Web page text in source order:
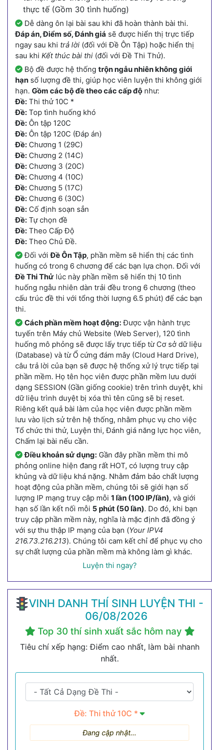
thực tế (Gồm 30 tình huống)
Dễ dàng ôn lại bài sau khi đã hoàn thành bài thi.
Đáp án, Điểm số, Đánh giá sẽ được hiển thị trực tiếp
ngay sau khi trả lời (đối với Đề Ôn Tập) hoặc hiển thị
sau khi Kết thúc bài thi (đối với Đề Thi Thử).
Bộ đề được hệ thống trộn ngẫu nhiên không giới
hạn số lượng đề thi, giúp học viên luyện thi không giới
hạn. Gồm các bộ đề theo các cấp độ như:
Đề: Thi thử 10C *
Đề: Top tình huống khó
Đề: Ôn tập 120C
Đề: Ôn tập 120C (Đáp án)
Đề: Chương 1 (29C)
Đề: Chương 2 (14C)
Đề: Chương 3 (20C)
Đề: Chương 4 (10C)
Đề: Chương 5 (17C)
Đề: Chương 6 (30C)
Đề: Cố định soạn sẳn
Đề: Tự chọn đề
Đề: Theo Cấp Độ
Đề: Theo Chủ Đề.
Đối vớiĐề Ôn Tập, phần mềm sẽ hiển thị các tình
huống có trong 6 chương để các bạn lựa chọn. Đối với
Đề Thi Thử lúc này phần mềm sẽ hiển thị 10 tình
huống ngẫu nhiên dàn trải đều trong 6 chương (theo
cấu trúc đề thi với tổng thời lượng 6.5 phút) để các bạn
thi.
Cách phần mềm hoạt động:Được vận hành trực
tuyến trên Máy chủ Website (Web Server), 120 tình
huống mô phỏng sẽ được lấy trực tiếp từ Cơ sở dữ liệu
(Database) và từ Ổ cứng đám mây (Cloud Hard Drive),
câu trả lời của bạn sẽ được hệ thống xử lý trực tiếp tại
phần mềm. Họ tên học viên được phần mềm lưu dưới
dạng SESSION (Gần giống cookie) trên trình duyệt, khi
dữ liệu trình duyệt bị xóa thì tên cũng sẽ bị reset.
Riêng kết quả bài làm của học viên được phần mềm
lưu vào lịch sử trên hệ thống, nhằm phục vụ cho việc
Tổ chức thi thử, Luyện thi, Đánh giá năng lực học viên,
Chấm lại bài nếu cần.
Điều khoản sử dụng: Gần đây phần mềm thi mô
phỏng online hiện đang rất HOT, có lượng truy cập
khủng và dữ liệu khá nặng. Nhằm đảm bảo chất lượng
hoạt động của phần mềm, chúng tôi sẽ giới hạn số
lượng IP mạng truy cập mỗi 1 lần (100 IP/lần), và giới
hạn số lần kết nối mỗi 5 phút (50 lần). Do đó, khi bạn
truy cập phần mềm này, nghĩa là mặc định đã đồng ý
với sự thu thập IP mạng của bạn (Your IPV4
216.73.216.213). Chúng tôi cam kết chỉ để phục vụ cho
sự chất lượng của phần mềm mà không làm gì khác.
Luyện thi ngay?
VINH DANH THÍ SINH LUYỆN THI -
06/08/2026
Top 30 thí sinh xuất sắc hôm nay
Tiêu chí xếp hạng: Điểm cao nhất, làm bài nhanh
nhất.
Đề: Thi thử 10C *
Đang cập nhật...